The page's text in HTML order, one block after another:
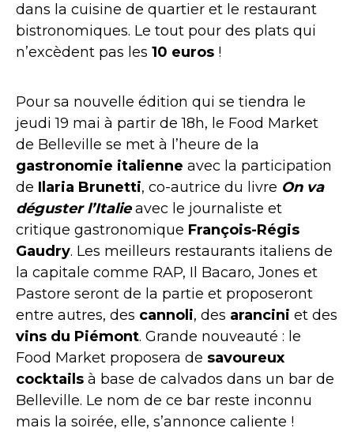
dans la cuisine de quartier et le restaurant
bistronomiques. Le tout pour des plats qui
n’excèdent pas les 10 euros !
Pour sa nouvelle édition qui se tiendra le
jeudi 19 mai à partir de 18h, le Food Market
de Belleville se met à l’heure de la
gastronomie italienne avec la participation
de Ilaria Brunetti, co-autrice du livre On va
déguster l’Italie avec le journaliste et
critique gastronomique François-Régis
Gaudry. Les meilleurs restaurants italiens de
la capitale comme RAP, Il Bacaro, Jones et
Pastore seront de la partie et proposeront
entre autres, des cannoli, des arancini et des
vins du Piémont. Grande nouveauté : le
Food Market proposera de savoureux
cocktails à base de calvados dans un bar de
Belleville. Le nom de ce bar reste inconnu
mais la soirée, elle, s’annonce caliente !